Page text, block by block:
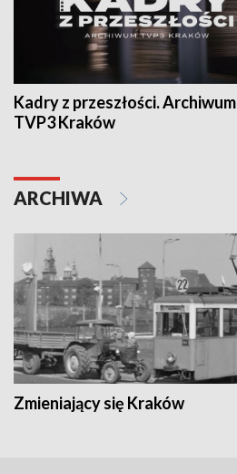
Kadry z przeszłości. Archiwum
TVP3 Kraków
ARCHIWA
Zmieniający się Kraków